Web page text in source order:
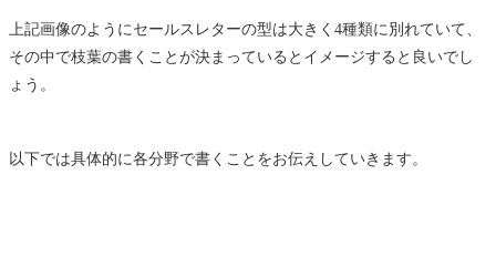
上記画像のようにセールスレターの型は大きく4種類に別れていて、
その中で枝葉の書くことが決まっているとイメージすると良いでし
ょう。
以下では具体的に各分野で書くことをお伝えしていきます。